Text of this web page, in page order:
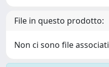
File in questo prodotto:
Non ci sono file